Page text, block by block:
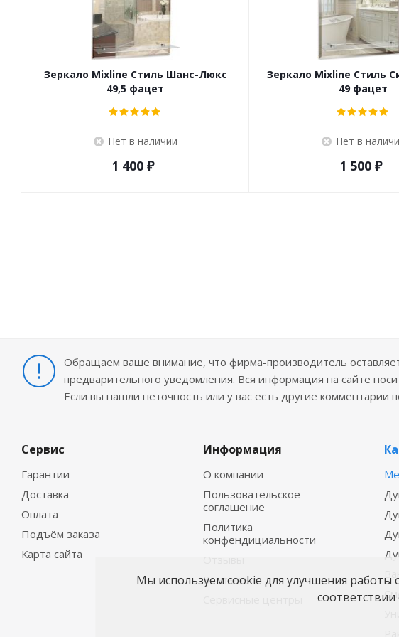
Зеркало Mixline Стиль Шанс-Люкс
49,5 фацет
Нет в наличии
1 400 ₽
Зеркало Mixline Стиль
49 фацет
Нет в
1 500 ₽
Обращаем ваше внимание, что фирма-производитель
предварительного уведомления. Вся информация на сайте
Если вы нашли неточность или у вас есть другие комментарии
Сервис
Гарантии
Доставка
Оплата
Подъём заказа
Карта сайта
Информация
О компании
Пользовательское
соглашение
Политика
конфендициальности
Отзывы
Контакты
Мы используем cookie для улучшения работы